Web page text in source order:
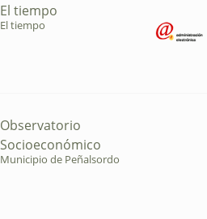
El tiempo
El tiempo
Observatorio
Socioeconómico
Municipio de Peñalsordo